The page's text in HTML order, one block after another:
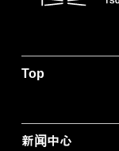
Top
新闻中心